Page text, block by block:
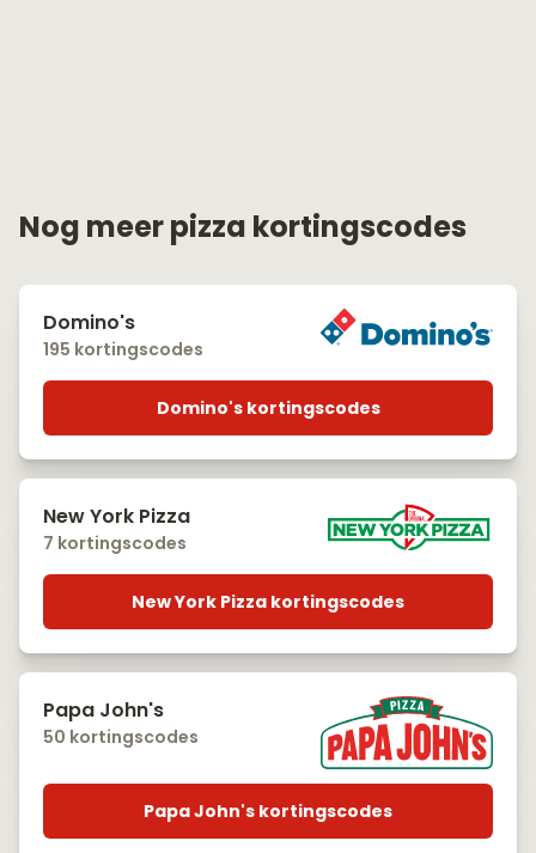
Nog meer pizza kortingscodes
Domino's
195 kortingscodes
Domino's kortingscodes
New York Pizza
7 kortingscodes
New York Pizza kortingscodes
Papa John's
50 kortingscodes
Papa John's kortingscodes